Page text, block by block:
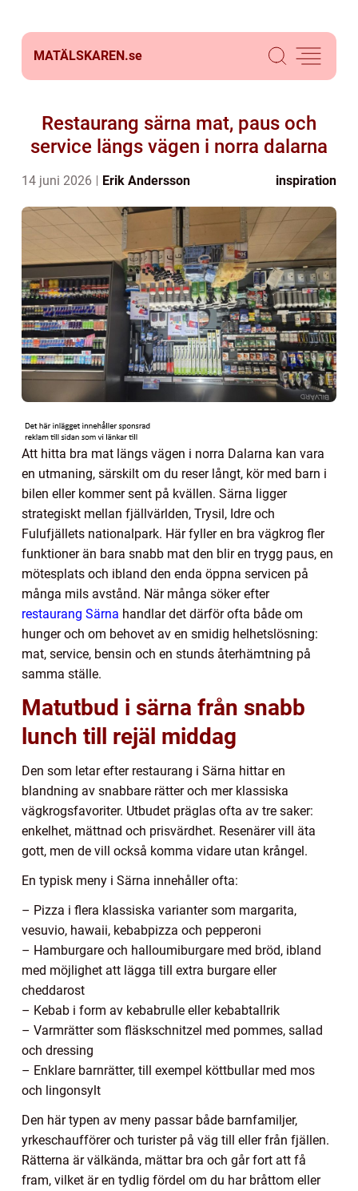
MATÄLSKAREN.se
Restaurang särna mat, paus och
service längs vägen i norra dalarna
14 juni 2026 Erik Andersson inspiration
Att hitta bra mat längs vägen i norra Dalarna kan vara
en utmaning, särskilt om du reser långt, kör med barn i
bilen eller kommer sent på kvällen. Särna ligger
strategiskt mellan fjällvärlden, Trysil, Idre och
Fulufjällets nationalpark. Här fyller en bra vägkrog fler
funktioner än bara snabb mat den blir en trygg paus, en
mötesplats och ibland den enda öppna servicen på
många mils avstånd. När många söker efter
restaurang Särna handlar det därför ofta både om
hunger och om behovet av en smidig helhetslösning:
mat, service, bensin och en stunds återhämtning på
samma ställe.
Matutbud i särna från snabb
lunch till rejäl middag
Den som letar efter restaurang i Särna hittar en
blandning av snabbare rätter och mer klassiska
vägkrogsfavoriter. Utbudet präglas ofta av tre saker:
enkelhet, mättnad och prisvärdhet. Resenärer vill äta
gott, men de vill också komma vidare utan krångel.
En typisk meny i Särna innehåller ofta:
– Pizza i flera klassiska varianter som margarita,
vesuvio, hawaii, kebabpizza och pepperoni
– Hamburgare och halloumiburgare med bröd, ibland
med möjlighet att lägga till extra burgare eller
cheddarost
– Kebab i form av kebabrulle eller kebabtallrik
– Varmrätter som fläskschnitzel med pommes, sallad
och dressing
– Enklare barnrätter, till exempel köttbullar med mos
och lingonsylt
Den här typen av meny passar både barnfamiljer,
yrkeschaufförer och turister på väg till eller från fjällen.
Rätterna är välkända, mättar bra och går fort att få
fram, vilket är en tydlig fördel om du har bråttom eller